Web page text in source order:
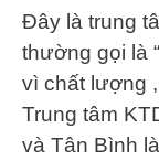
Đây là trung
thường gọi là
vì chất lượng
Trung tâm
và Tân Bình